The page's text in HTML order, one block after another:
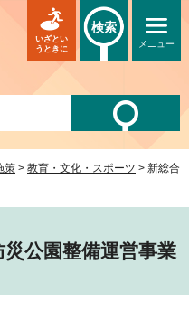
メニュー
いざとい
うときに
検索
策 > 教育・文化・スポーツ > 新総合
公園整備運営事業